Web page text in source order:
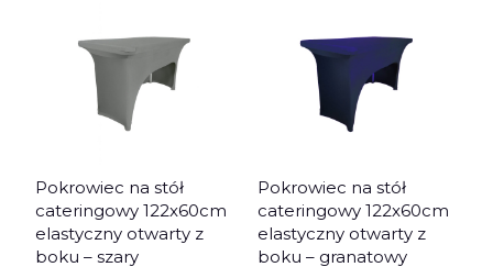
Pokrowiec na stół
cateringowy 122x60cm
elastyczny otwarty z
boku – szary
Pokrowiec na stół
cateringowy 122x60cm
elastyczny otwarty z
boku – granatowy